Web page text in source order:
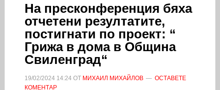
На пресконференция бяха
отчетени резултатите,
постигнати по проект: “
Грижа в дома в Община
Свиленград“
19/02/2024 14:24ОТ МИХАИЛ МИХАЙЛОВ
ОСТАВЕТЕ
КОМЕНТАР